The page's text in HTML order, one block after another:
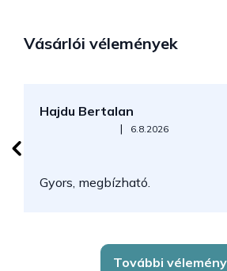
Vásárlói vélemények
Hajdu Bertalan
Az áruház értékelése 5-ből 5 csillag.
| 6.8.2026
Gyors, megbízható.
További